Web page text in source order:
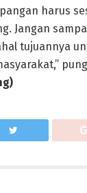
harus
Jangan
tujuannya